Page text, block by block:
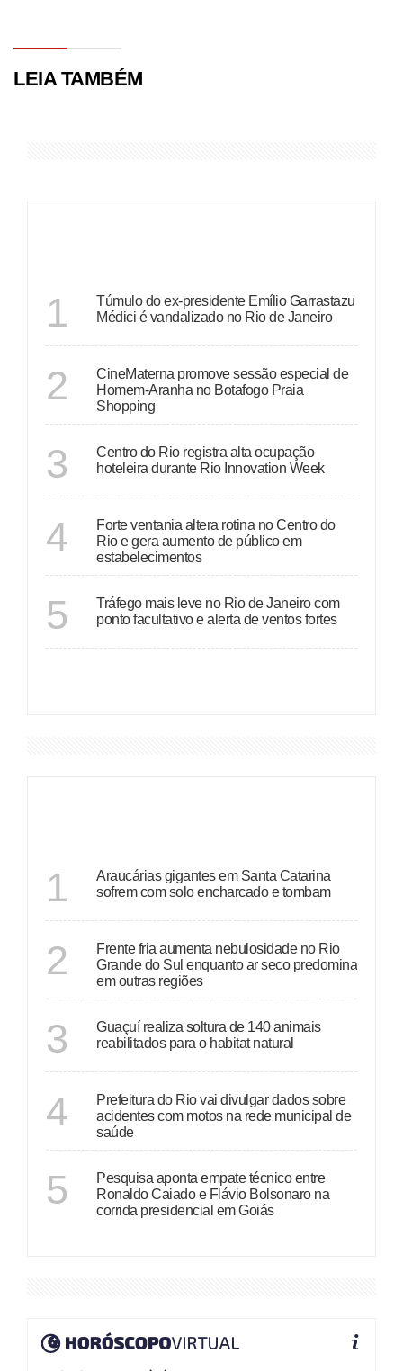
LEIA TAMBÉM
1
Túmulo do ex-presidente Emílio Garrastazu
Médici é vandalizado no Rio de Janeiro
2
CineMaterna promove sessão especial de
Homem-Aranha no Botafogo Praia
Shopping
3
Centro do Rio registra alta ocupação
hoteleira durante Rio Innovation Week
4
Forte ventania altera rotina no Centro do
Rio e gera aumento de público em
estabelecimentos
5
Tráfego mais leve no Rio de Janeiro com
ponto facultativo e alerta de ventos fortes
1
Araucárias gigantes em Santa Catarina
sofrem com solo encharcado e tombam
2
Frente fria aumenta nebulosidade no Rio
Grande do Sul enquanto ar seco predomina
em outras regiões
3
Guaçuí realiza soltura de 140 animais
reabilitados para o habitat natural
4
Prefeitura do Rio vai divulgar dados sobre
acidentes com motos na rede municipal de
saúde
5
Pesquisa aponta empate técnico entre
Ronaldo Caiado e Flávio Bolsonaro na
corrida presidencial em Goiás